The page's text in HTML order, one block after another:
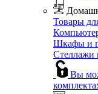
Товары
Шкафы и
Стеллажи
Вы